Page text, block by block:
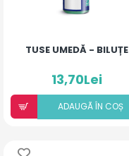
TUSE UMEDĂ - BILUȚE
13,70Lei
ADAUGÃ ÎN COȘ